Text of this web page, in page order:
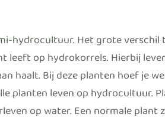
hydrocultuur. Het grote verschil
op hydrokorrels. Hierbij
haalt. Bij deze planten hoef je
planten leven op hydrocultuur.
op water. Een normale plant